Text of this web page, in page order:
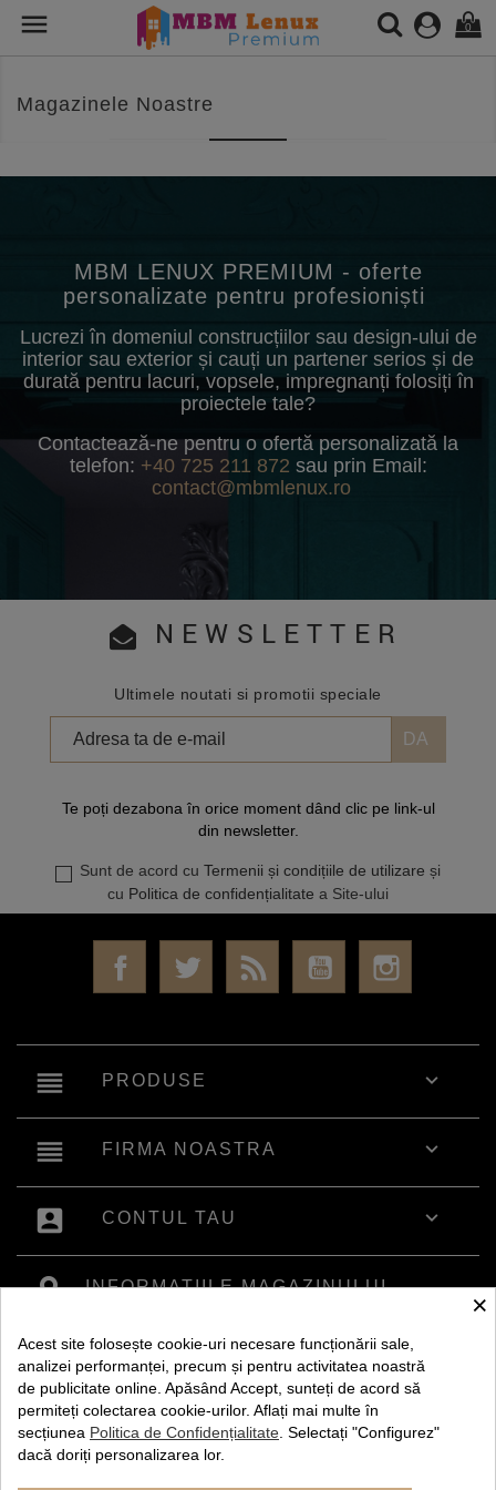
 0
Magazinele Noastre
MBM LENUX PREMIUM - oferte
personalizate pentru profesioniști
Lucrezi în domeniul construcțiilor sau design-ului de
interior sau exterior și cauți un partener serios și de
durată pentru lacuri, vopsele, impregnanți folosiți în
proiectele tale?
Contactează-ne pentru o ofertă personalizată la
telefon: +40 725 211 872 sau prin Email:
contact@mbmlenux.ro
NEWSLETTER
Ultimele noutati si promotii speciale
Te poți dezabona în orice moment dând clic pe link-ul
din newsletter.
Sunt de acord cu Termenii și condițiile de utilizare și
cu Politica de confidențialitate a Site-ului
Twitter RSS YouTube
reorder PRODUSE 
reorder FIRMA NOASTRA 
account_box CONTUL TAU 
INFORMATIILE MAGAZINULUI
×
Acest site folosește cookie-uri necesare funcționării sale,
analizei performanței, precum și pentru activitatea noastră
de publicitate online. Apăsând Accept, sunteți de acord să
permiteți colectarea cookie-urilor. Aflați mai multe în
secțiunea Politica de Confidențialitate . Selectați "Configurez"
dacă doriți personalizarea lor.